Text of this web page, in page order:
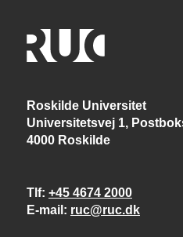
Roskilde Universitet
Universitetsvej 1,
4000 Roskilde
Tlf +45 4674 2000
E-mail
ruc@ruc.dk